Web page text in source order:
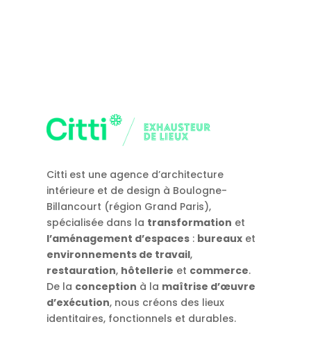
Citti est une agence d’architecture
intérieure et de design à Boulogne-
Billancourt (région Grand Paris),
spécialisée dans la transformation et
l’aménagement d’espaces : bureaux et
environnements de travail,
restauration, hôtellerie et commerce.
De la conception à la maîtrise d’œuvre
d’exécution, nous créons des lieux
identitaires, fonctionnels et durables.